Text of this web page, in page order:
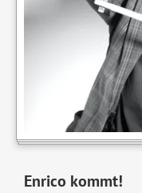
Enrico kommt!